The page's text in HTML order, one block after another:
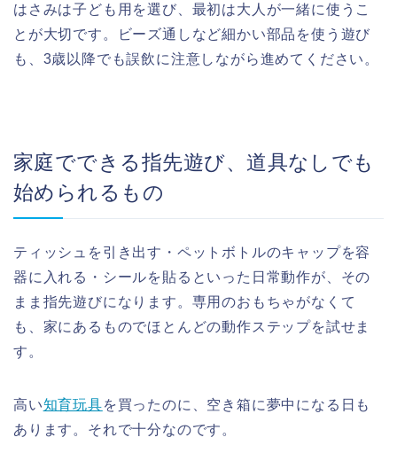
はさみは子ども用を選び、最初は大人が一緒に使うこ
とが大切です。ビーズ通しなど細かい部品を使う遊び
も、3歳以降でも誤飲に注意しながら進めてください。
家庭でできる指先遊び、道具なしでも
始められるもの
ティッシュを引き出す・ペットボトルのキャップを容
器に入れる・シールを貼るといった日常動作が、その
まま指先遊びになります。専用のおもちゃがなくて
も、家にあるものでほとんどの動作ステップを試せま
す。
高い知育玩具を買ったのに、空き箱に夢中になる日も
あります。それで十分なのです。